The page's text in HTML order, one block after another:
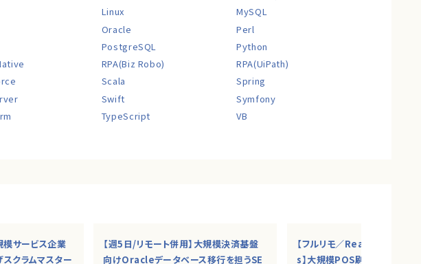
Linux
MySQL
Oracle
Perl
PostgreSQL
Python
RPA(Biz Robo)
RPA(UiPath)
Scala
Spring
Swift
Symfony
TypeScript
VB
模サービス企業
クラムマスター
【週5日/リモート併用】大規模決済基盤
向けOracleデータベース移行を担うSE
【フルリモ／React
s】大規模POS刷新プロジェク